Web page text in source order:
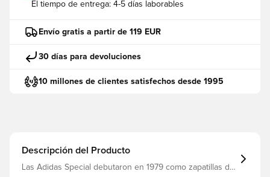
El tiempo de entrega: 4-5 días laborables
Envío gratis a partir de 119 EUR
30 días para devoluciones
10 millones de clientes satisfechos desde 1995
Descripción del Producto
Las Adidas Special debutaron en 1979 como zapatillas de